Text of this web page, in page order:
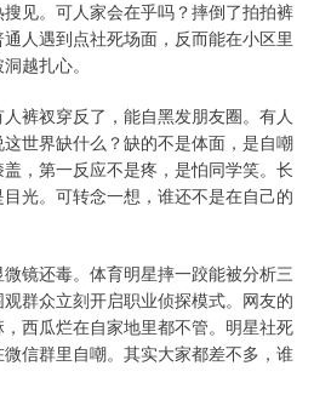
见。可人家会在乎吗？摔倒了拍拍裤
人遇到点社死场面，反而能在小区里
越扎心。
裤衩穿反了，能自黑发朋友圈。有人
世界缺什么？缺的不是体面，是自嘲
，第一反应不是疼，是怕同学笑。长
光。可转念一想，谁还不是在自己的
镜还毒。体育明星摔一跤能被分析三
群众立刻开启职业侦探模式。网友的
西瓜烂在自家地里都不管。明星社死
信群里自嘲。其实大家都差不多，谁